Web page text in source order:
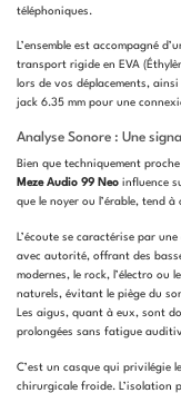
téléphoniques.
L’ensemble est accompagné
transport rigide en EVA
lors de vos déplacements,
jack 6.35 mm pour une
Analyse Sonore : Une
Bien que techniquement
Meze Audio 99 Neo influence
que le noyer ou l’érable, tend
L’écoute se caractérise par
avec autorité, offrant des
modernes, le rock, l’électro ou
naturels, évitant le piège du
Les aigus, quant à eux, sont
prolongées sans fatigue
C’est un casque qui privilégie
chirurgicale froide. L’isolation